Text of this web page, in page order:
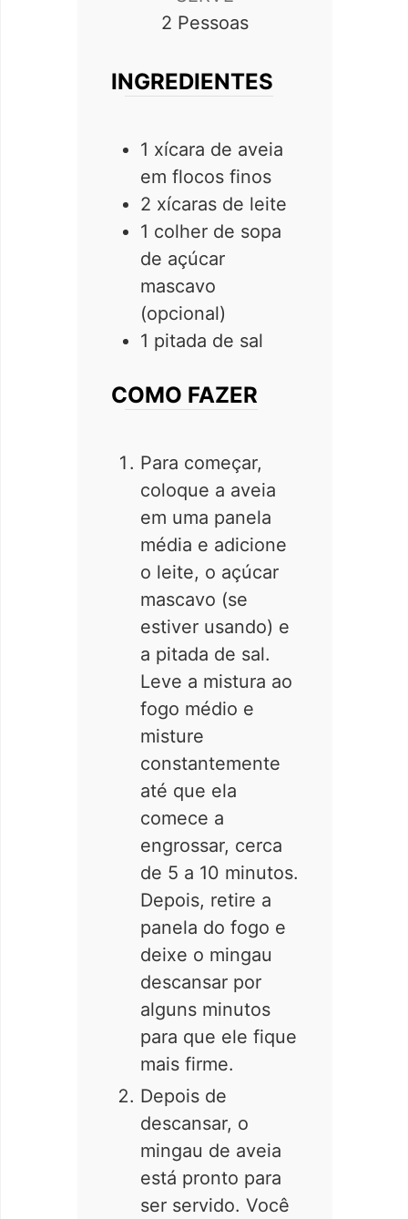
2 Pessoas
INGREDIENTES
1 xícara de aveia
em flocos finos
2 xícaras de leite
1 colher de sopa
de açúcar
mascavo
(opcional)
1 pitada de sal
COMO FAZER
Para começar,
coloque a aveia
em uma panela
média e adicione
o leite, o açúcar
mascavo (se
estiver usando) e
a pitada de sal.
Leve a mistura ao
fogo médio e
misture
constantemente
até que ela
comece a
engrossar, cerca
de 5 a 10 minutos.
Depois, retire a
panela do fogo e
deixe o mingau
descansar por
alguns minutos
para que ele fique
mais firme.
Depois de
descansar, o
mingau de aveia
está pronto para
ser servido. Você